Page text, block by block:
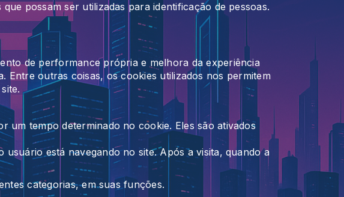
possam ser utilizadas para identificação de pessoas.
de performance própria e melhora da experiência
Entre outras coisas, os cookies utilizados nos permitem
tempo determinado no cookie. Eles são ativados
está navegando no site. Após a visita, quando a
categorias, em suas funções.